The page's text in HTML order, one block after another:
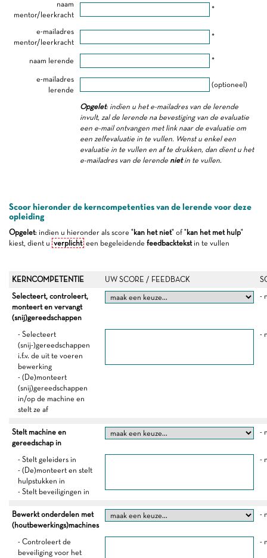
naam
mentor/leerkracht
*
e-mailadres
mentor/leerkracht
*
naam lerende *
e-mailadres
lerende
(optioneel)
Opgelet: indien u het e-mailadres van de lerende
invult, zal de lerende na bevestiging van de evaluatie
een e-mail ontvangen met link naar de evaluatie om
een zelfevaluatie in te vullen. Wenst u enkel een
evaluatie in te vullen en af te drukken, dan dient u het
e-mailadres van de lerende nietin te vullen.
Scoor hieronder de kerncompetenties van de lerende voor deze
opleiding
Opgelet: indien u hieronder als score "kan het niet" of "kan het met hulp"
kiest, dient u verplicht een begeleidende feedbacktekstin te vullen
KERNCOMPETENTIE UW SCORE / FEEDBACK
Selecteert, controleert,
monteert en vervangt
(snij)gereedschappen
-
- Selecteert
(snij-)gereedschappen
i.f.v. de uit te voeren
bewerking
- (De)monteert
(snij)gereedschappen
in/op de machine en
stelt ze af
-
Stelt machine en
gereedschap in
-
- Stelt geleiders in
- (De)monteert en stelt
hulpstukken in
- Stelt beveiligingen in
-
Bewerkt onderdelen met
(houtbewerkings)machines
-
- Controleert de
beveiliging voor het
-